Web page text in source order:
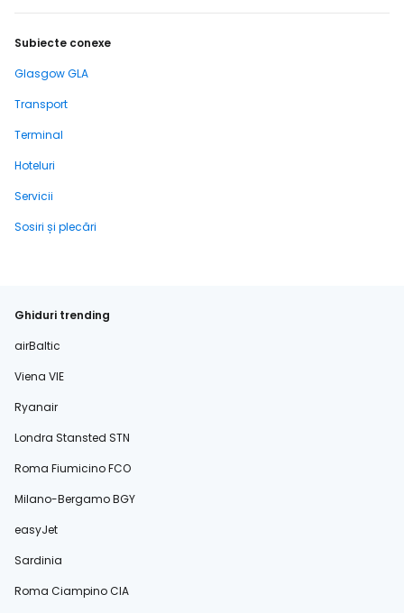
Subiecte conexe
Glasgow GLA
Transport
Terminal
Hoteluri
Servicii
Sosiri și plecări
Ghiduri trending
airBaltic
Viena VIE
Ryanair
Londra Stansted STN
Roma Fiumicino FCO
Milano-Bergamo BGY
easyJet
Sardinia
Roma Ciampino CIA